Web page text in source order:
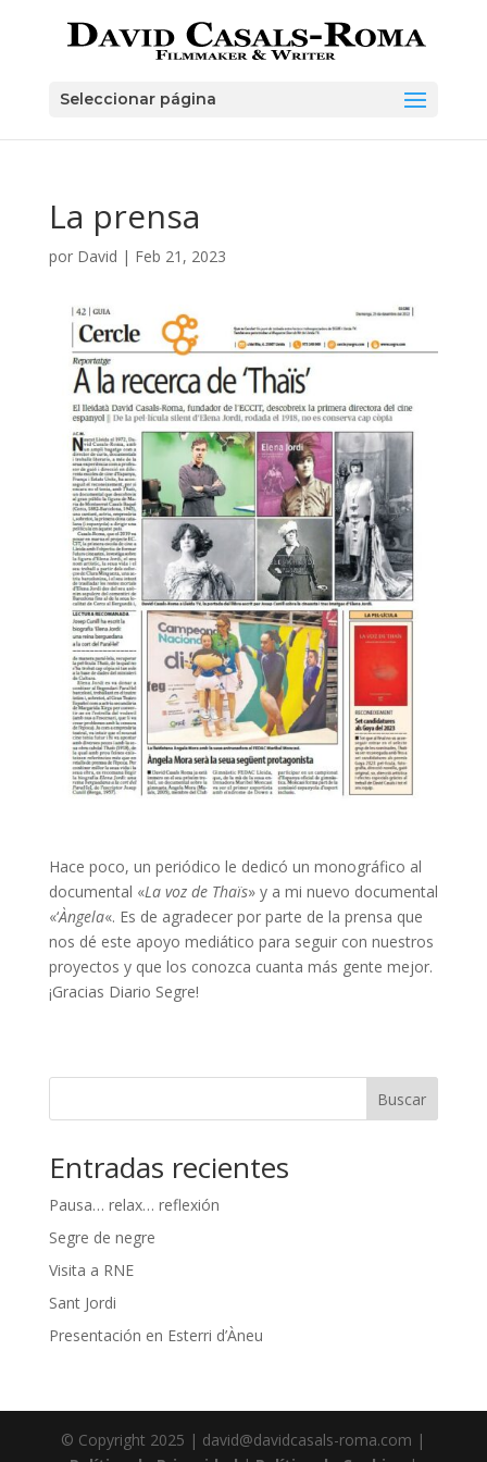
Seleccionar página
La prensa
por David | Feb 21, 2023
Hace poco, un periódico le dedicó un monográfico al
documental «La voz de Thaïs» y a mi nuevo documental
«‘Àngela«. Es de agradecer por parte de la prensa que
nos dé este apoyo mediático para seguir con nuestros
proyectos y que los conozca cuanta más gente mejor.
¡Gracias Diario Segre!
Buscar
Entradas recientes
Pausa… relax… reflexión
Segre de negre
Visita a RNE
Sant Jordi
Presentación en Esterri d’Àneu
© Copyright 2025 | david@davidcasals-roma.com |